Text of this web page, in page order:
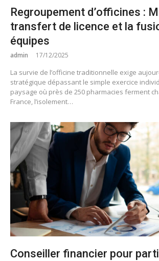
Regroupement d’officines :
transfert de licence et la
équipes
admin 17/12/2025
La survie de l’officine traditionnelle exige
stratégique dépassant le simple exercice
paysage où près de 250 pharmacies ferment
France, l’isolement…
Conseiller financier pour